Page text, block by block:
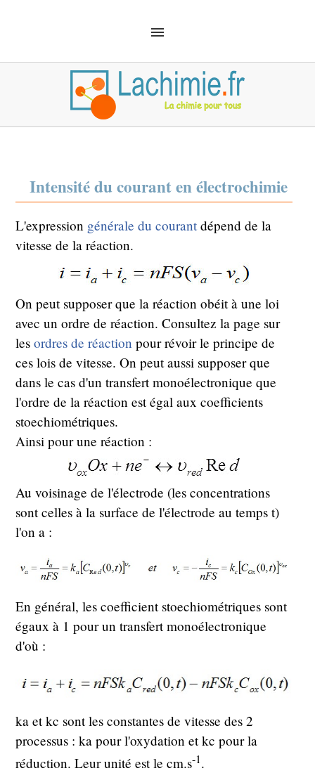
ACCUEIL
SOLUTIONS
CHIMIE ANALYTIQUE
CHIMIE ORGANIQUE
MÉCANIQUE QUANTIQUE
Intensité du courant en électrochimie
L'expression générale du courant dépend de la
vitesse de la réaction.
On peut supposer que la réaction obéit à une loi
avec un ordre de réaction. Consultez la page sur
lesordres de réaction pour révoir le principe de
ces lois de vitesse. On peut aussi supposer que
dans le cas d'un transfert monoélectronique que
l'ordre de la réaction est égal aux coefficients
stoechiométriques.
Ainsi pour une réaction :
Au voisinage de l'électrode (les concentrations
sont celles à la surface de l'électrode au temps t)
l'on a :
En général, les coefficient stoechiométriques sont
égaux à 1 pour un transfert monoélectronique
d'où :
ka et kc sont les constantes de vitesse des 2
processus : ka pour l'oxydation et kc pour la
réduction. Leur unité est le cm.s-1.